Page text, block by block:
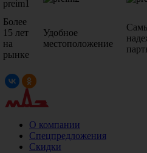
Более
15 лет
на
рынке
Удобное
местоположение
О компании
Спецпредложения
Скидки